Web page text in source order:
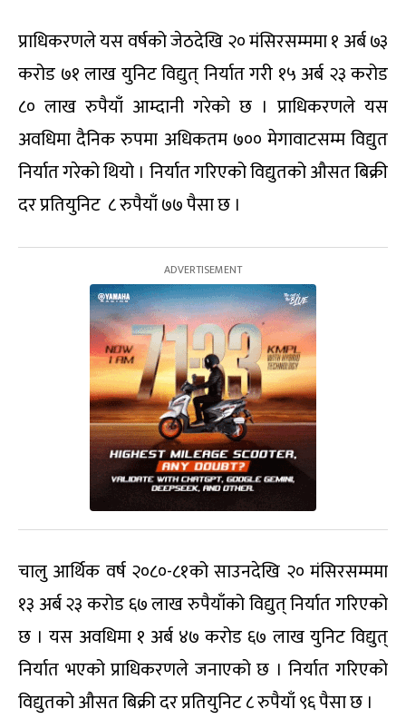
प्राधिकरणले यस वर्षको जेठदेखि २० मंसिरसम्ममा १ अर्ब ७३
करोड ७१ लाख युनिट विद्युत् निर्यात गरी १५ अर्ब २३ करोड
८० लाख रुपैयाँ आम्दानी गरेको छ । प्राधिकरणले यस
अवधिमा दैनिक रुपमा अधिकतम ७०० मेगावाटसम्म विद्युत
निर्यात गरेको थियो । निर्यात गरिएको विद्युतको औसत बिक्री
दर प्रतियुनिट ८ रुपैयाँ ७७ पैसा छ ।
चालु आर्थिक वर्ष २०८०-८१को साउनदेखि २० मंसिरसम्ममा
१३ अर्ब २३ करोड ६७ लाख रुपैयाँको विद्युत् निर्यात गरिएको
छ । यस अवधिमा १ अर्ब ४७ करोड ६७ लाख युनिट विद्युत्
निर्यात भएको प्राधिकरणले जनाएको छ । निर्यात गरिएको
विद्युतको औसत बिक्री दर प्रतियुनिट ८ रुपैयाँ ९६ पैसा छ ।